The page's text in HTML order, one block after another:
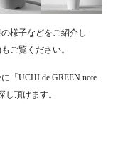
様子などをご紹介し
ご覧ください。
「UCHI de GREEN note
し頂けます。